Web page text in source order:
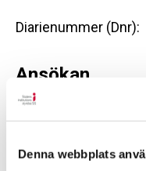
Denna webbplats
Diarienummer (Dnr):
Ansökan